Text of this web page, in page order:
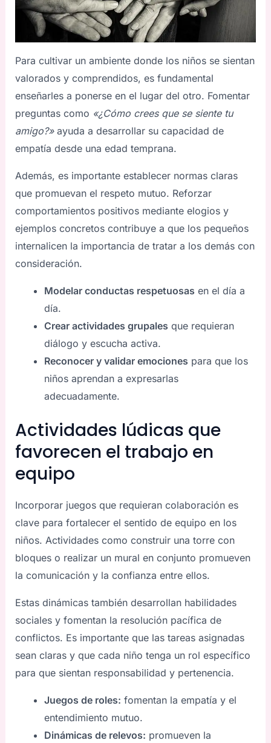
Para cultivar un ambiente donde los niños se sientan
valorados y comprendidos, es fundamental
enseñarles a ponerse en el lugar del otro. Fomentar
preguntas como «¿Cómo crees que se siente tu
amigo?»ayuda a desarrollar su capacidad de
empatía desde una edad temprana.
Además, es importante establecer normas claras
que promuevan el respeto mutuo. Reforzar
comportamientos positivos mediante elogios y
ejemplos concretos contribuye a que los pequeños
internalicen la importancia de tratar a los demás con
consideración.
Modelar conductas respetuosas en el día a
día.
Crear actividades grupales que requieran
diálogo y escucha activa.
Reconocer y validar emociones para que los
niños aprendan a expresarlas
adecuadamente.
Actividades lúdicas que
favorecen el trabajo en
equipo
Incorporar juegos que requieran colaboración es
clave para fortalecer el sentido de equipo en los
niños. Actividades como construir una torre con
bloques o realizar un mural en conjunto promueven
la comunicación y la confianza entre ellos.
Estas dinámicas también desarrollan habilidades
sociales y fomentan la resolución pacífica de
conflictos. Es importante que las tareas asignadas
sean claras y que cada niño tenga un rol específico
para que sientan responsabilidad y pertenencia.
Juegos de roles: fomentan la empatía y el
entendimiento mutuo.
Dinámicas de relevos: promueven la